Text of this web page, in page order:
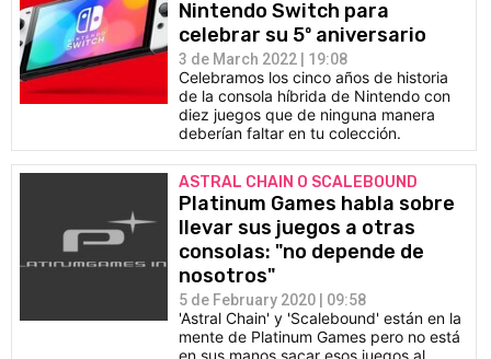
Nintendo Switch para
celebrar su 5º aniversario
3 de March 2022 | 19:08
Celebramos los cinco años de historia
de la consola híbrida de Nintendo con
diez juegos que de ninguna manera
deberían faltar en tu colección.
ASTRAL CHAIN O SCALEBOUND
Platinum Games habla sobre
llevar sus juegos a otras
consolas: "no depende de
nosotros"
5 de February 2020 | 09:58
'Astral Chain' y 'Scalebound' están en la
mente de Platinum Games pero no está
en sus manos sacar esos juegos al